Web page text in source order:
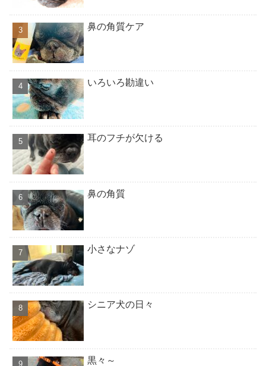
鼻の角質ケア
いろいろ勘違い
耳のフチが欠ける
鼻の角質
小さなナゾ
シニア犬の日々
黒々～